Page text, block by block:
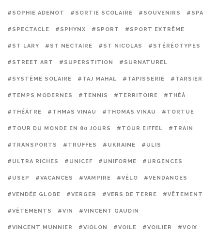
#SOPHIE ADENOT #SORTIE SCOLAIRE #SOUVENIRS #SPA
#SPECTACLE #SPHYNX #SPORT #SPORT EXTRÊME
#ST LARY #ST NECTAIRE #ST NICOLAS #STÉRÉOTYPES
#STREET ART #SUPERSTITION #SURNATUREL
#SYSTÈME SOLAIRE #TAJ MAHAL #TAPISSERIE #TARSIER
#TEMPS MODERNES #TENNIS #TERRITOIRE #THÉÂ
#THÉÂTRE #THMAS VINAU #THOMAS VINAU #TORTUE
#TOUR DU MONDE EN 80 JOURS #TOUR EIFFEL #TRAIN
#TRANSPORTS #TRUFFES #UKRAINE #ULIS
#ULTRA RICHES #UNICEF #UNIFORME #URGENCES
#USEP #VACANCES #VAMPIRE #VÉLO #VENDANGES
#VENDÉE GLOBE #VERGER #VERS DE TERRE #VÊTEMENT
#VÊTEMENTS #VIN #VINCENT GAUDIN
#VINCENT MUNNIER #VIOLON #VOILE #VOILIER #VOIX